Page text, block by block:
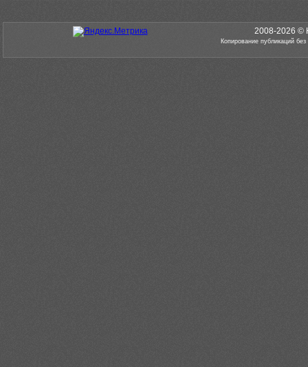
2008-2026 ©
Копирование публикаций